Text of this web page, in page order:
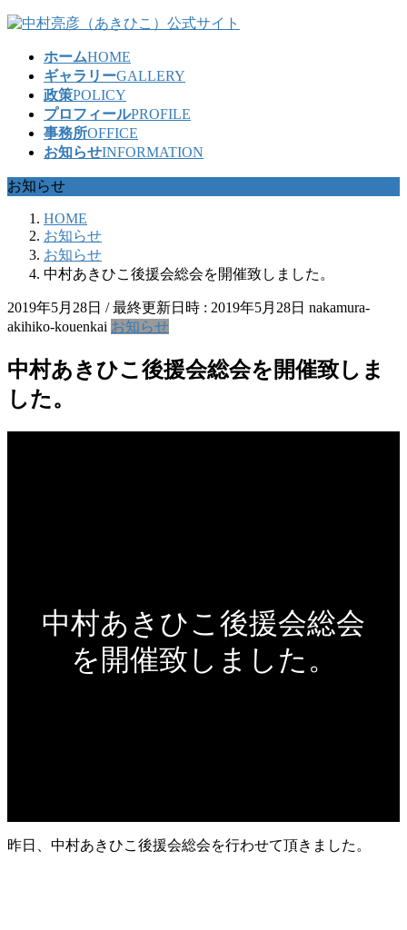
コ
ッ
プ
ナ
移
動
ホームHOME
ギャラリーGALLERY
政策POLICY
プロフィールPROFILE
事務所OFFICE
お知らせINFORMATION
お知らせ
HOME
お知らせ
お知らせ
中村あきひこ後援会総会を開催致しました。
2019年5月28日 / 最終更新日時 : 2019年5月28日 nakamura-
akihiko-kouenkai お知らせ
中村あきひこ後援会総会を開催致しま
した。
中村あきひこ後援会総会
を開催致しました。
昨日、中村あきひこ後援会総会を行わせて頂きました。